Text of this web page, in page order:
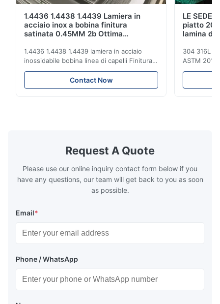
1.4436 1.4438 1.4439 Lamiera in
acciaio inox a bobina finitura
satinata 0.45MM 2b Ottima
1.4436 1.4438 1.4439 lamiera in acciaio
inossidabile bobina linea di capelli Finitura
0.45MM 2b eccellente resistenza alla
corrosione L'acciaio inossidabile è un tipo
di materiale con luminosità vicina alla
Contact Now
LE
piatto
lamina di
304 316L
ASTM 201
di Inox 4x8
acciaio
Request A Quote
Please use our online inquiry contact form below if you
have any questions, our team will get back to you as soon
as possible.
Email*
Phone / WhatsApp